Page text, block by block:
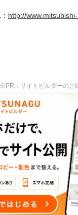
http://
※PR：サイトビルダーのご